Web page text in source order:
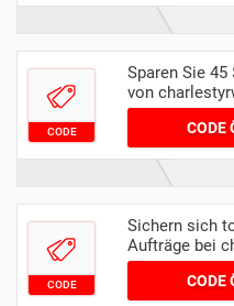
CODE
Sparen Sie
von
CODE
CODE
Sichern sich
Aufträge bei
CODE